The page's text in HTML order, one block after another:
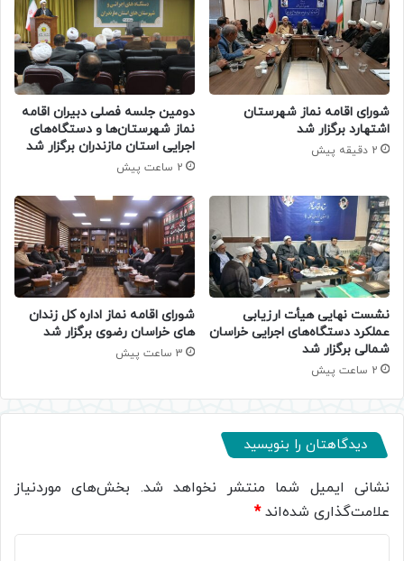
شورای اقامه نماز شهرستان
اشتهارد برگزار شد
2 دقیقه پیش
دومین جلسه فصلی دبیران اقامه
نماز شهرستان‌ها و دستگاه‌های
اجرایی استان مازندران برگزار شد
2 ساعت پیش
نشست نهایی هیأت ارزیابی
عملکرد دستگاه‌های اجرایی خراسان
شمالی برگزار شد
2 ساعت پیش
شورای اقامه نماز اداره کل زندان
های خراسان رضوی برگزار شد
3 ساعت پیش
دیدگاهتان را بنویسید
نشانی ایمیل شما منتشر نخواهد شد. بخش‌های موردنیاز
علامت‌گذاری شده‌اند*